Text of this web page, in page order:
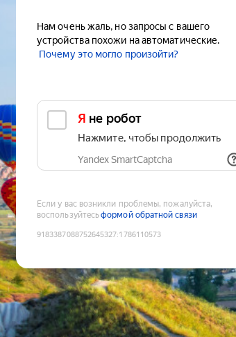
Нам очень жаль, но запросы с вашего
устройства похожи на автоматические.
Почему это могло произойти?
Я не робот
Нажмите, чтобы продолжить
Yandex SmartCaptcha
Если у вас возникли проблемы, пожалуйста,
воспользуйтесьформой обратной связи
9183387088752645327:1786110573